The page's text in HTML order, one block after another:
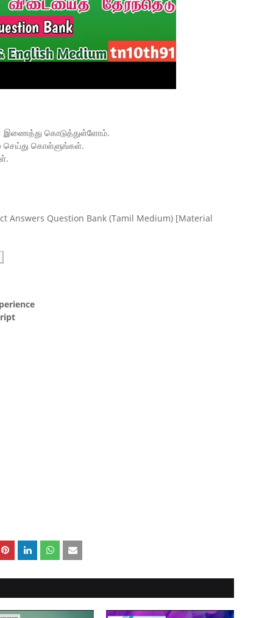
இணைத்து கொடுத்துள்ளோம்.
செய்து கொள்ளுங்கள்.
Answers Question Bank (Tamil Medium) [Material